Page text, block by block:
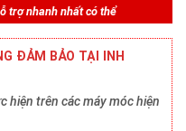
trợ nhanh nhất có thể
ĐẢM BẢO TẠI INH
hiện trên các máy móc hiện